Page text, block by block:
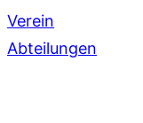
Verein
Abteilungen